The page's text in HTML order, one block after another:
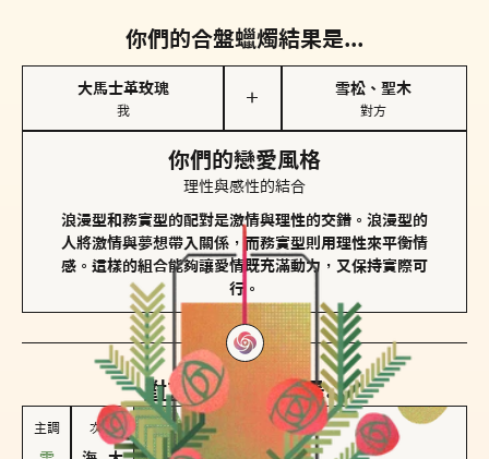
你們的合盤蠟燭結果是...
大馬士革玫瑰
我
＋
雪松、聖木
對方
你們的戀愛風格
理性與感性的結合
浪漫型和務實型的配對是激情與理性的交錯。浪漫型的
人將激情與夢想帶入關係，而務實型則用理性來平衡情
感。這樣的組合能夠讓愛情既充滿動力，又保持實際可
行。
對方的主調蠟燭是...
主調 次調